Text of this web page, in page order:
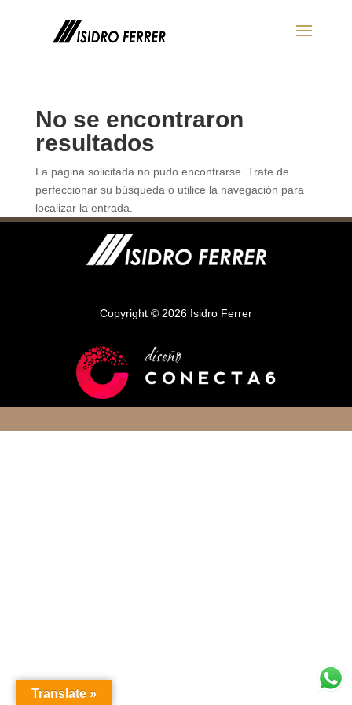
No se encontraron
resultados
La página solicitada no pudo encontrarse. Trate de
perfeccionar su búsqueda o utilice la navegación para
localizar la entrada.
Copyright © 2026 Isidro Ferrer
Translate »